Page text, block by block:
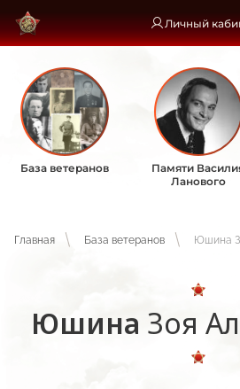
Личный
База ветеранов
Памяти
Ланового
Главная База ветеранов Юшина
Юшина Зоя